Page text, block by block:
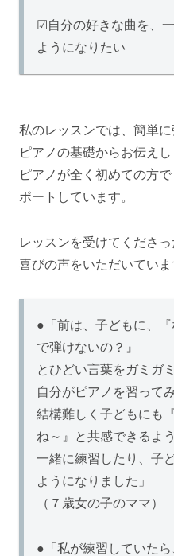
☑自分の好きな曲を、
ようになりたい
私のレッスンでは、簡単に
ピアノの基礎からお伝えし
ピアノが全く初めての方
ポートしています。
レッスンを受けてくださ
喜びの声をいただいていま
●「前は、子どもに、
で弾けないの？』
とひどい言葉をガミガ
自分がピアノを習って
結構難しく子どもにも
ね～』と共感できるよ
一緒に練習したり、子
ようになりました」
（７歳女の子のママ）
●「私が練習していた